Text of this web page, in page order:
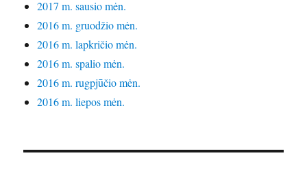
2017 m. sausio mėn.
2016 m. gruodžio mėn.
2016 m. lapkričio mėn.
2016 m. spalio mėn.
2016 m. rugpjūčio mėn.
2016 m. liepos mėn.